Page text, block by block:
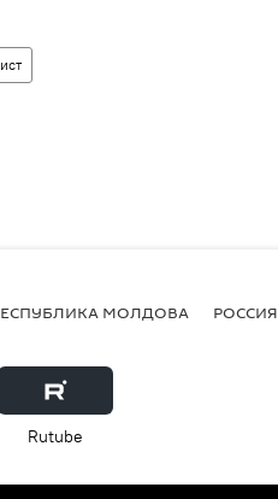
МОЛДОВА РОССИЯ
Rutube